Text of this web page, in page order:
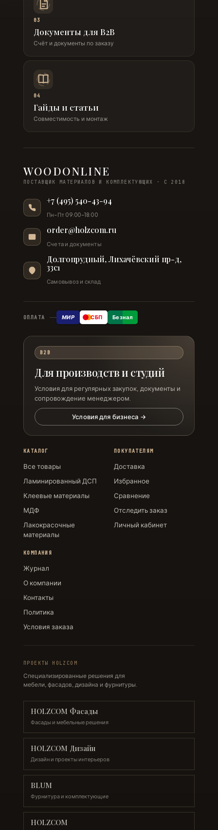
03
Документы для B2B
Счёт и документы по заказу
04
Гайды и статьи
Совместимость и монтаж
WOODONLINE
ПОСТАВЩИК МАТЕРИАЛОВ И КОМПЛЕКТУЮЩИХ · С 2018
+7 (495) 540-43-94
Пн–Пт 09:00–18:00
order@holzcom.ru
Счета и документы
Долгопрудный, Лихачёвский пр-д,
33с1
Самовывоз и склад
ОПЛАТА МИР СБП Безнал
B2B
Для производств и студий
Условия для регулярных закупок, документы и
сопровождение менеджером.
Условия для бизнеса →
КАТАЛОГ
Все товары
Ламинированный ДСП
Клеевые материалы
МДФ
Лакокрасочные
материалы
ПОКУПАТЕЛЯМ
Доставка
Избранное
Сравнение
Отследить заказ
Личный кабинет
КОМПАНИЯ
Журнал
О компании
Контакты
Политика
Условия заказа
ПРОЕКТЫ HOLZCOM
Специализированные решения для
мебели, фасадов, дизайна и фурнитуры.
HOLZCOM Фасады
Фасады и мебельные решения
HOLZCOM Дизайн
Дизайн и проекты интерьеров
BLUM
Фурнитура и комплектующие
HOLZCOM